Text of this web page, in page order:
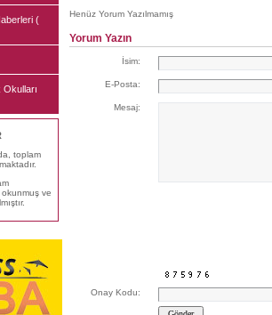
(
toplam
ve
Henüz Yorum Yazılmamış
Yorum Yazın
İsim:
E-Posta:
Mesaj:
Onay Kodu: